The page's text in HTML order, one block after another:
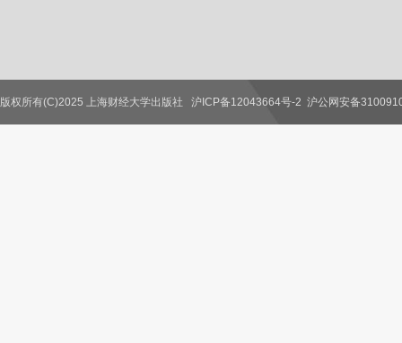
联系我们
版权所有(C)2025 上海财经大学出版社 沪ICP备12043664号-2 沪公网安备